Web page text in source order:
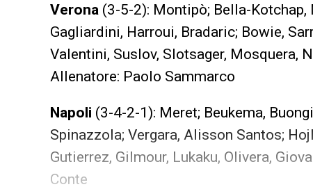
Verona (3-5-2): Montipò; Bella-Kotchap,
Gagliardini, Harroui, Bradaric; Bowie,
Valentini, Suslov, Slotsager, Mosquera,
Allenatore: Paolo Sammarco
Napoli (3-4-2-1): Meret; Beukema,
Spinazzola; Vergara, Alisson Santos;
Gutierrez, Gilmour, Lukaku, Olivera,
Conte